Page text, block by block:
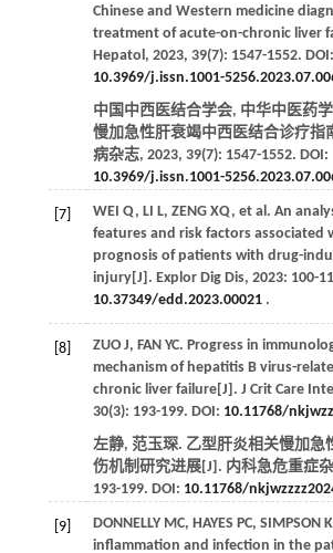
Chinese and Western medicine
treatment of acute-on-chronic liver
Hepatol, 2023, 39(7): 1547-1552. DOI:
10.3969/j.issn.1001-
中国中西医结合学会, 中华中医药
慢加急性肝衰竭中西医结合诊疗指
病杂志, 2023, 39(7): 1547-1552. DOI:
10.3969/j.issn.1001-
[7] WEI Q, LI L, ZENG XQ, et al. An
features and risk factors associated
prognosis of patients with drug-
injury[J]. Explor Dig Dis, 2023: 100-
10.37349/edd.2023.00021.
[8] ZUO J, FAN YC. Progress in
mechanism of hepatitis B virus-
chronic liver failure[J]. J Crit Care
30(3): 193-199. DOI: 10.11768/
左静, 范玉琛. 乙型肝炎相关慢加急
伤机制研究进展[J]. 内科急危重症
193-199. DOI: 10.11768/
[9] DONNELLY MC, HAYES PC, SIMPSON
inflammation and infection in the